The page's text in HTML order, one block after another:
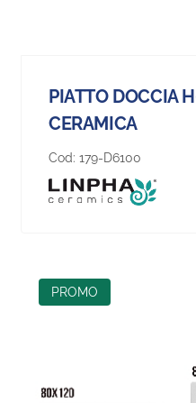
PIATTO DOCCIA
CERAMICA
Cod: 179-D6100
PROMO